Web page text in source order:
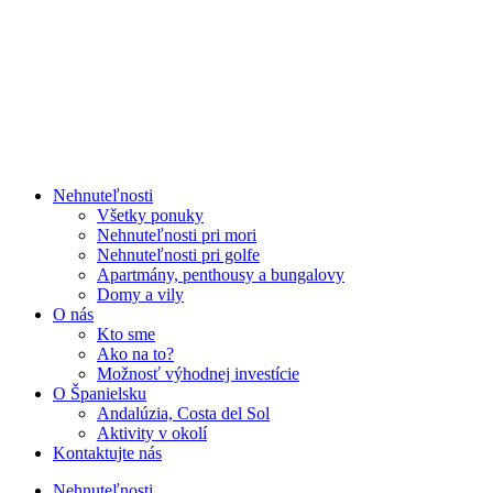
Nehnuteľnosti
Všetky ponuky
Nehnuteľnosti pri mori
Nehnuteľnosti pri golfe
Apartmány, penthousy a bungalovy
Domy a vily
O nás
Kto sme
Ako na to?
Možnosť výhodnej investície
O Španielsku
Andalúzia, Costa del Sol
Aktivity v okolí
Kontaktujte nás